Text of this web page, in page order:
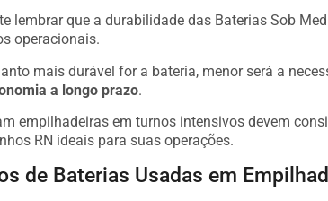
lembrar que a durabilidade das Baterias Sob
operacionais.
mais durável for a bateria, menor será a
a longo prazo.
empilhadeiras em turnos intensivos devem
RN ideais para suas operações.
de Baterias Usadas em